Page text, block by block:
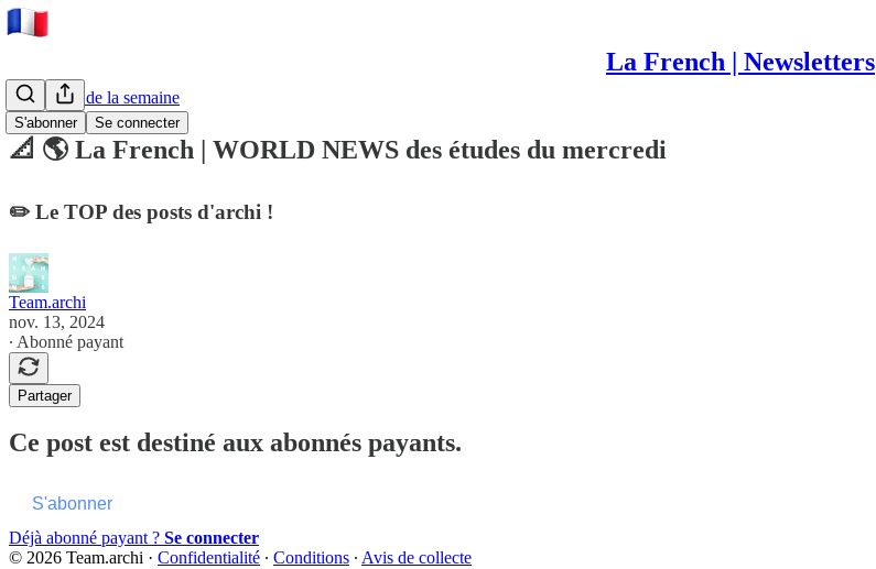
La French | Newsletters
S'abonner Se connecter
💌 NEWS de la semaine
📐 🌎 La French | WORLD NEWS des études du mercredi
✏️ Le TOP des posts d'archi !
Team.archi
nov. 13, 2024
∙ Abonné payant
Partager
Ce post est destiné aux abonnés payants.
S'abonner
Déjà abonné payant ? Se connecter
© 2026 Team.archi · Confidentialité ∙ Conditions ∙ Avis de collecte